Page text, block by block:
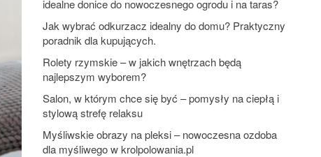
idealne donice do nowoczesnego ogrodu i na taras?
Jak wybrać odkurzacz idealny do domu? Praktyczny
poradnik dla kupujących.
Rolety rzymskie – w jakich wnętrzach będą
najlepszym wyborem?
Salon, w którym chce się być – pomysły na ciepłą i
stylową strefę relaksu
Myśliwskie obrazy na pleksi – nowoczesna ozdoba
dla myśliwego w krolpolowania.pl